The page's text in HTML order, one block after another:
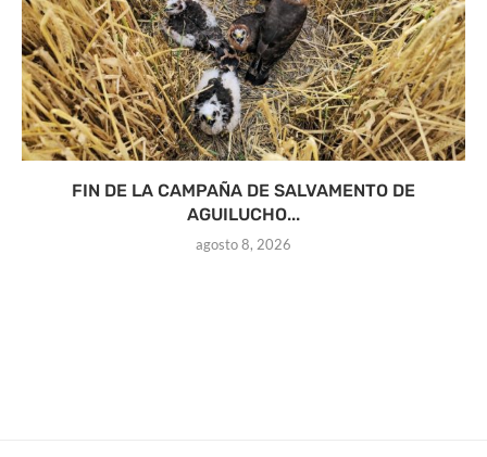
FIN DE LA CAMPAÑA DE SALVAMENTO DE
AGUILUCHO...
agosto 8, 2026